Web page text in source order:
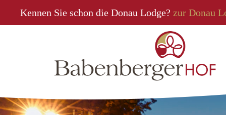
Kennen Sie schon die Donau Lodge? zur Donau